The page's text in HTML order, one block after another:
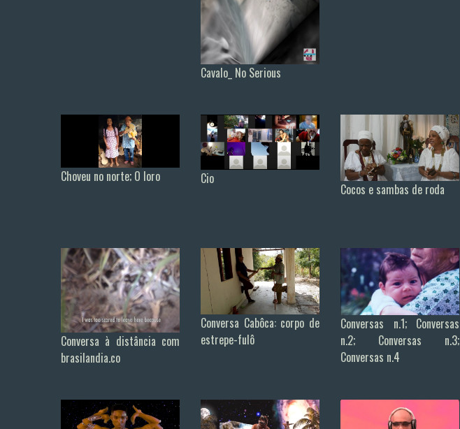
Cavalo_ No Serious
Choveu no norte; O loro Cio
Cocos e sambas de roda
Conversa à distância com
brasilandia.co
Conversa Cabôca: corpo de
estrepe-fulô
Conversas n.1; Conversas
n.2; Conversas n.3;
Conversas n.4